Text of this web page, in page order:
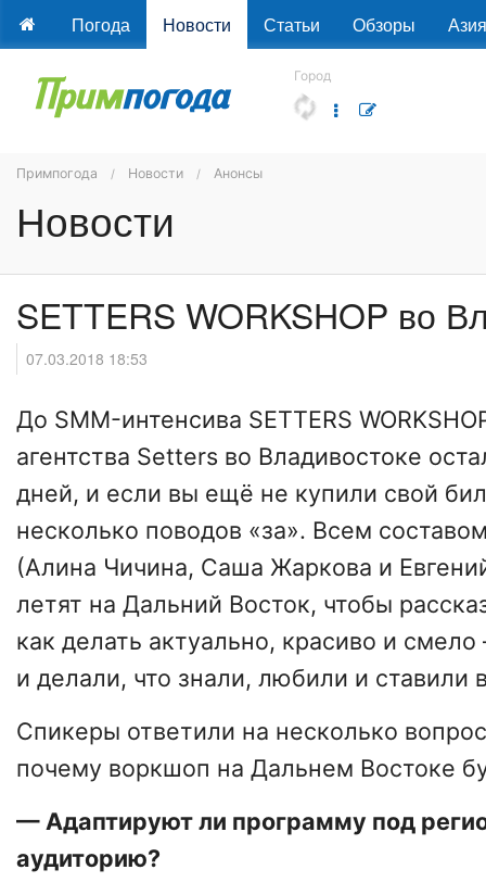
Погода Новости Статьи Обзоры Азия
Город
Примпогода Новости Анонсы
Новости
SETTERS WORKSHOP во
07.03.2018 18:53
До SMM-интенсива SETTERS
агентства Setters во Владивостоке
дней, и если вы ещё не купили свой
несколько поводов «за». Всем
(Алина Чичина, Саша Жаркова и
летят на Дальний Восток, чтобы
как делать актуально, красиво и
и делали, что знали, любили и ставили
Спикеры ответили на несколько
почему воркшоп на Дальнем Востоке
— Адаптируют ли программу под
аудиторию?